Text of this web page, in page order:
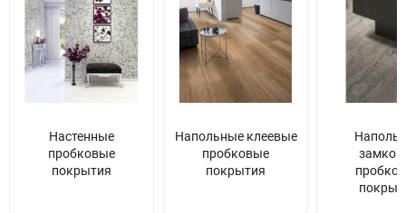
Настенные
пробковые
покрытия
Напольные клеевые
пробковые
покрытия